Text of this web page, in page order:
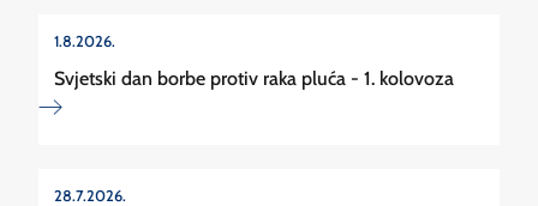
1.8.2026.
Svjetski dan borbe protiv raka pluća - 1. kolovoza
28.7.2026.